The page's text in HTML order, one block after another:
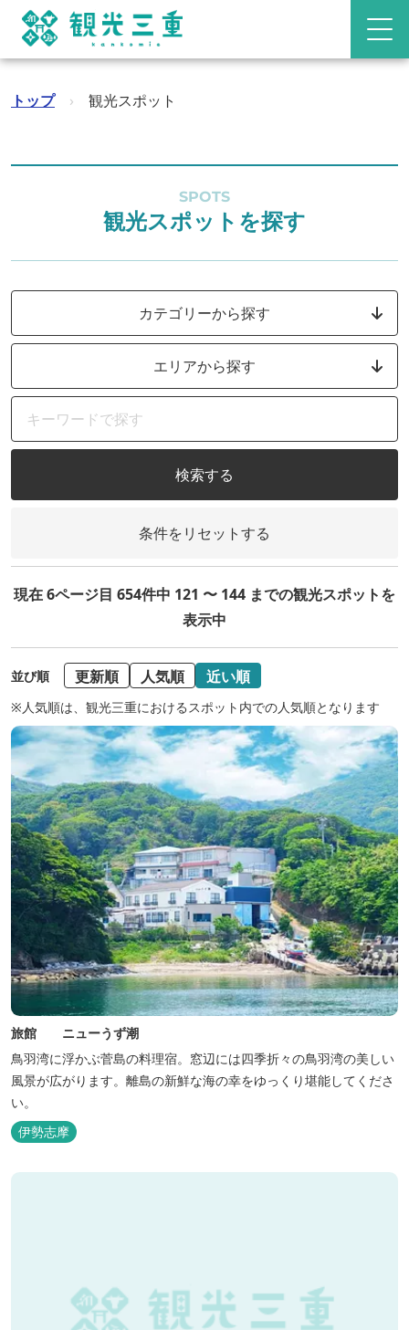
トップ › 観光スポット
SPOTS
観光スポットを探す
カテゴリーから探す
エリアから探す
検索する
条件をリセットする
現在 6ページ目 654件中 121 〜 144 までの観光スポットを
表示中
並び順 更新順 人気順 近い順
※人気順は、観光三重におけるスポット内での人気順となります
旅館 ニューうず潮
鳥羽湾に浮かぶ菅島の料理宿。窓辺には四季折々の鳥羽湾の美しい
風景が広がります。離島の新鮮な海の幸をゆっくり堪能してくださ
い。
伊勢志摩